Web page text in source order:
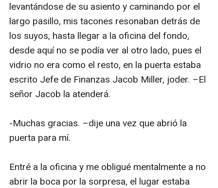
levantándose de su asiento y caminando por el
largo pasillo, mis tacones resonaban detrás de
los suyos, hasta llegar a la oficina del fondo,
desde aquí no se podía ver al otro lado, pues el
vidrio no era como el resto, en la puerta estaba
escrito Jefe de Finanzas Jacob Miller, joder. –El
señor Jacob la atenderá.
-Muchas gracias. –dije una vez que abrió la
puerta para mí.
Entré a la oficina y me obligué mentalmente a no
abrir la boca por la sorpresa, el lugar estaba